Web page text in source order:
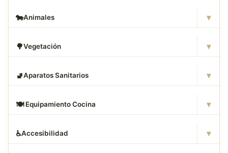
🐄Animales ▾
🌳Vegetación ▾
🚽Aparatos Sanitarios ▾
🍽️ Equipamiento Cocina ▾
♿Accesibilidad ▾